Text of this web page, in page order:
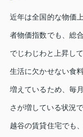
近年は全国的な物価
者物価指数でも、総
でじわじわと上昇し
生活に欠かせない食
増えているため、毎
さが増している状況で
越谷の賃貸住宅でも